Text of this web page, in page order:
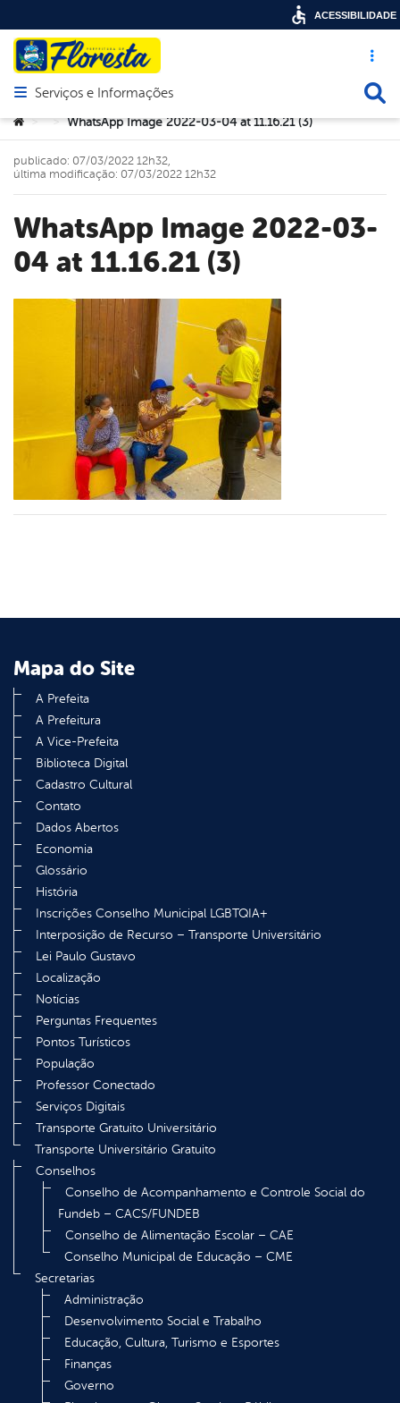
Acesso
Abrir menu principal de navegação
Serviços e Informações
Você está aqui:
> > WhatsApp Image 2022-03-04 at 11.16.21 (3)
WhatsApp Image 2022-03-
04 at 11.16.21 (3)
publicado: 07/03/2022 12h32,
última modificação: 07/03/2022 12h32
Mapa do Site
A Prefeita
A Prefeitura
A Vice-Prefeita
Biblioteca Digital
Cadastro Cultural
Contato
Dados Abertos
Economia
Glossário
História
Inscrições Conselho Municipal LGBTQIA+
Interposição de Recurso – Transporte Universitário
Lei Paulo Gustavo
Localização
Notícias
Perguntas Frequentes
Pontos Turísticos
População
Professor Conectado
Serviços Digitais
Transporte Gratuito Universitário
Transporte Universitário Gratuito
Conselhos
Conselho de Acompanhamento e Controle Social do
Fundeb – CACS/FUNDEB
Conselho de Alimentação Escolar – CAE
Conselho Municipal de Educação – CME
Secretarias
Administração
Desenvolvimento Social e Trabalho
Educação, Cultura, Turismo e Esportes
Finanças
Governo
ACESSIBILIDADE